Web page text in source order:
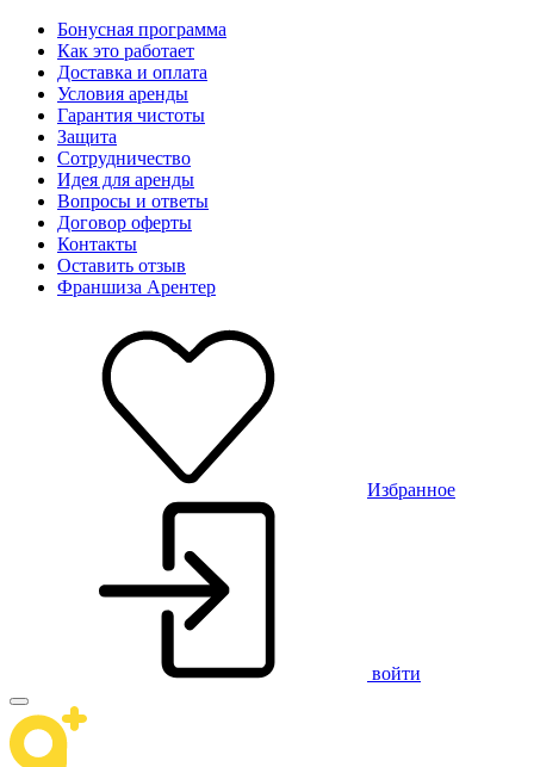
Бонусная программа
Как это работает
Доставка и оплата
Условия аренды
Гарантия чистоты
Защита
Сотрудничество
Идея для аренды
Вопросы и ответы
Договор оферты
Контакты
Оставить отзыв
Франшиза Арентер
Избранное
войти